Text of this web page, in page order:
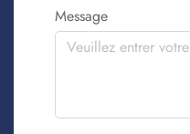
Message